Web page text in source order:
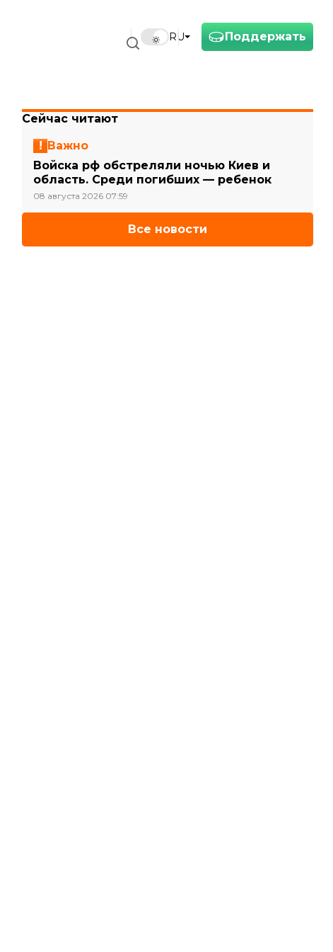
Поддержать
RU
Сейчас читают
Важно
Войска рф обстреляли ночью Киев и
область. Среди погибших — ребенок
08 августа 2026 07:59
Все новости